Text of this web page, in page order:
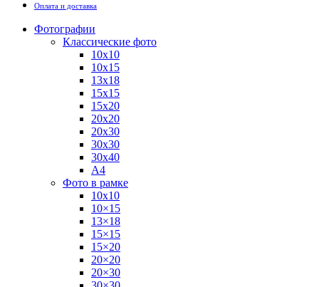
Оплата и доставка
Фотографии
Классические фото
10х10
10х15
13х18
15х15
15х20
20х20
20х30
30х30
30х40
А4
Фото в рамке
10х10
10×15
13×18
15×15
15×20
20×20
20×30